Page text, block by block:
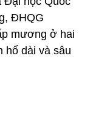
ĐHQG
mương ở hai
hố dài và sâu